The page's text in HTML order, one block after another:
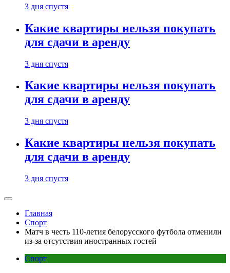
3 дня спустя
Какие квартиры нельзя покупать
для сдачи в аренду
3 дня спустя
Какие квартиры нельзя покупать
для сдачи в аренду
3 дня спустя
Какие квартиры нельзя покупать
для сдачи в аренду
3 дня спустя
Главная
Спорт
Матч в честь 110-летия белорусского футбола отменили
из-за отсутствия иностранных гостей
Спорт